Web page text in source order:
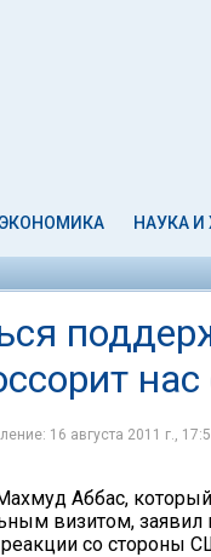
НАУКА И
16 августа 2011 г.,
Аббас,
визитом, заявил
со стороны